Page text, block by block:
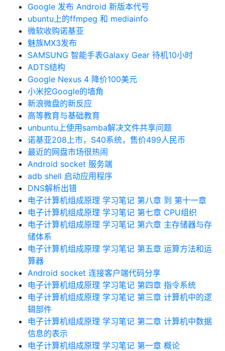
Google 发布 Android 新版本代号
ubuntu上的ffmpeg 和 mediainfo
微软收购诺基亚
魅族MX3发布
SAMSUNG 智能手表Galaxy Gear 待机10小时
ADTS结构
Google Nexus 4 降价100美元
小米挖Google的墙角
新浪微盘的新反应
高等教育与基础教育
unbuntu上使用samba解决文件共享问题
诺基亚208上市，S40系统，售价499人民币
最近的网盘市场很热闹
Android socket 服务端
adb shell 启动应用程序
DNS解析出错
电子计算机组成原理 学习笔记 第八章 到 第十一章
电子计算机组成原理 学习笔记 第七章 CPU组织
电子计算机组成原理 学习笔记 第六章 主存储器与存
储体系
电子计算机组成原理 学习笔记 第五章 运算方法和运
算器
Android socket 连接客户端代码分享
电子计算机组成原理 学习笔记 第四章 指令系统
电子计算机组成原理 学习笔记 第三章 计算机中的逻
辑部件
电子计算机组成原理 学习笔记 第二章 计算机中数据
信息的表示
电子计算机组成原理 学习笔记 第一章 概论